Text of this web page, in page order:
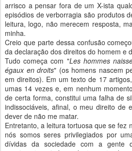
arrisco a pensar fora de um X-ista
episódios de verborragia são produtos
leitura, logo, não merecem resposta,
minha.
Creio que parte dessa confusão
da declaração dos direitos do homem e
Tudo começa com "Les hommes
égaux en droits" (os homens nascem
em direitos). Em um texto de 17
umas 14 vezes e, em nenhum
de certa forma, constitui uma falha de
indissociáveis, afinal, o meu direito de
dever de não me matar.
Entretanto, a leitura tortuosa que se fez
nós somos seres privilegiados por
dívidas da sociedade com a gente